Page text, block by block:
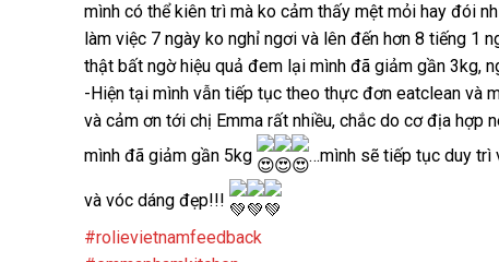
mình có thể kiên trì mà ko cảm thấy mệt mỏi hay đói
làm việc 7 ngày ko nghỉ ngơi và lên đến hơn 8 tiếng 1
thật bất ngờ hiệu quả đem lại mình đã giảm gần 3kg,
-Hiện tại mình vẫn tiếp tục theo thực đơn eatclean và
và cảm ơn tới chị Emma rất nhiều, chắc do cơ địa hợp
mình đã giảm gần 5kg
…mình sẽ tiếp tục duy trì
và vóc dáng đẹp!!!
#rolievietnamfeedback